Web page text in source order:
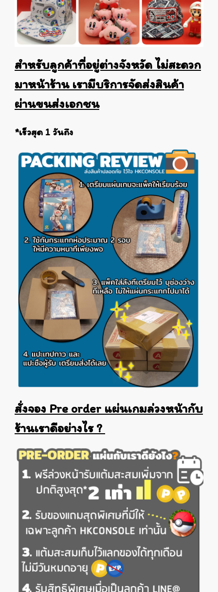
สำหรับลูกค้าที่อยู่ต่างจังหวัด ไม่สะดวก
มาหน้าร้าน เรามีบริการจัดส่งสินค้า
ผ่านขนส่งเอกชน
*เร็วสุด 1 วันถึง
สั่งจอง Pre order แผ่นเกมล่วงหน้ากับ
ร้านเราดีอย่างไร ?